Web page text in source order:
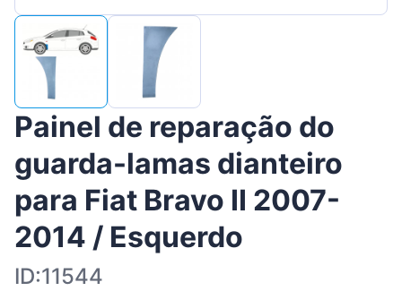
Painel de reparação do
guarda-lamas dianteiro
para Fiat Bravo II 2007-
2014 / Esquerdo
ID:11544